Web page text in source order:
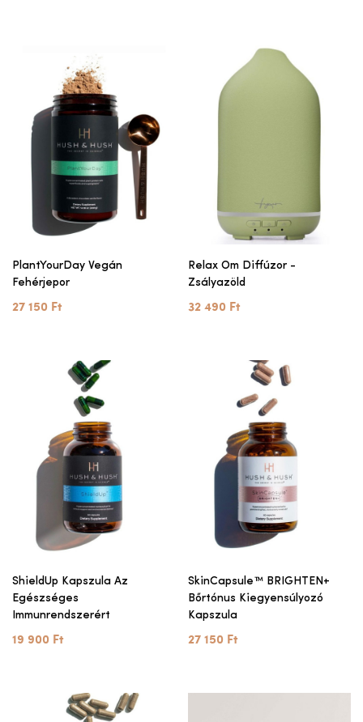
PlantYourDay Vegán
Fehérjepor
27 150 Ft
Relax Om Diffúzor -
Zsályazöld
32 490 Ft
ShieldUp Kapszula Az
Egészséges
Immunrendszerért
19 900 Ft
SkinCapsule™ BRIGHTEN+
Bőrtónus Kiegyensúlyozó
Kapszula
27 150 Ft